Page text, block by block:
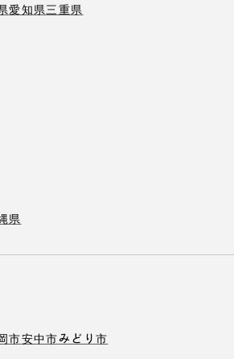
愛知県三重県
県
市安中市みどり市